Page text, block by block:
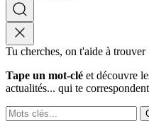
Tu cherches, on t'aide à trouver
Tape un mot-clé et découvre
actualités... qui te